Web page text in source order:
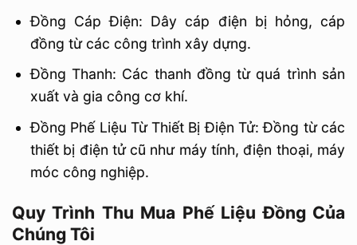
Đồng Cáp Điện: Dây cáp điện bị hỏng, cáp
đồng từ các công trình xây dựng.
Đồng Thanh: Các thanh đồng từ quá trình sản
xuất và gia công cơ khí.
Đồng Phế Liệu Từ Thiết Bị Điện Tử: Đồng từ các
thiết bị điện tử cũ như máy tính, điện thoại, máy
móc công nghiệp.
Quy Trình Thu Mua Phế Liệu Đồng Của
Chúng Tôi